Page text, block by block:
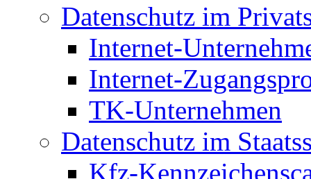
Datenschutz im
Internet-
Internet-
TK-Unternehmen
Datenschutz im
Kfz-